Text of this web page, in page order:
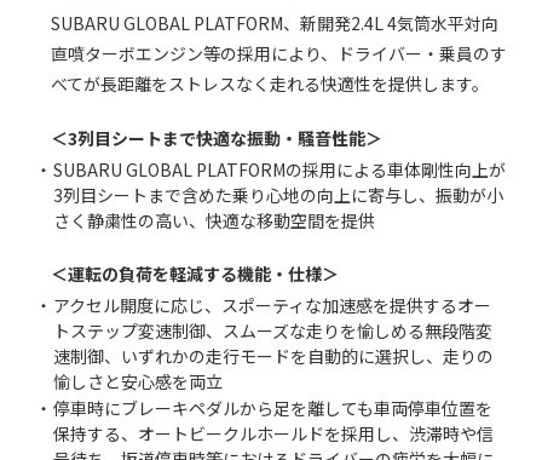
SUBARU GLOBAL PLATFORM、新開発2.4L 4気筒水平対向
直噴ターボエンジン等の採用により、ドライバー・乗員のす
べてが長距離をストレスなく走れる快適性を提供します。
＜3列目シートまで快適な振動・騒音性能＞
・ SUBARU GLOBAL PLATFORMの採用による車体剛性向上が
3列目シートまで含めた乗り心地の向上に寄与し、振動が小
さく静粛性の高い、快適な移動空間を提供
＜運転の負荷を軽減する機能・仕様＞
・ アクセル開度に応じ、スポーティな加速感を提供するオー
トステップ変速制御、スムーズな走りを愉しめる無段階変
速制御、いずれかの走行モードを自動的に選択し、走りの
愉しさと安心感を両立
・ 停車時にブレーキペダルから足を離しても車両停車位置を
保持する、オートビークルホールドを採用し、渋滞時や信